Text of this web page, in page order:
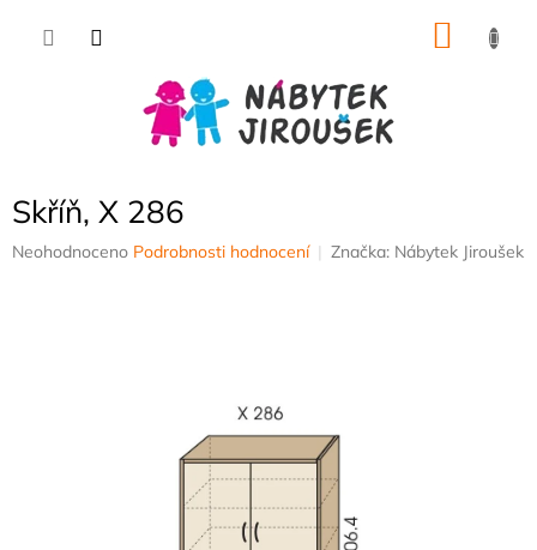
Skříň, X 286
Průměrné
Neohodnoceno Podrobnosti hodnocení Značka: Nábytek Jiroušek